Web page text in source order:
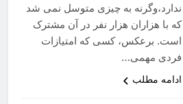
ندارد،وگرنه به چیزی متوسل نمی‌ شد
که با هزاران هزار نفر در آن مشترک
است. برعکس، کسی که امتیازات
فردی مهمی…
ادامه مطلب